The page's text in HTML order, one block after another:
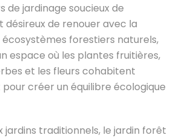
de jardinage soucieux de
désireux de renouer avec la
écosystèmes forestiers naturels,
espace où les plantes fruitières,
et les fleurs cohabitent
créer un équilibre écologique
traditionnels, le jardin forêt